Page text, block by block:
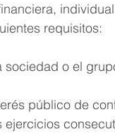
requisitos:
o el
público de